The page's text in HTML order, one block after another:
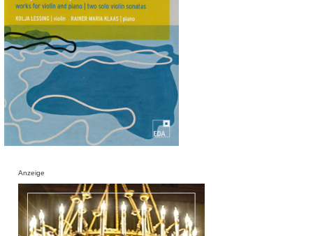
Anzeige